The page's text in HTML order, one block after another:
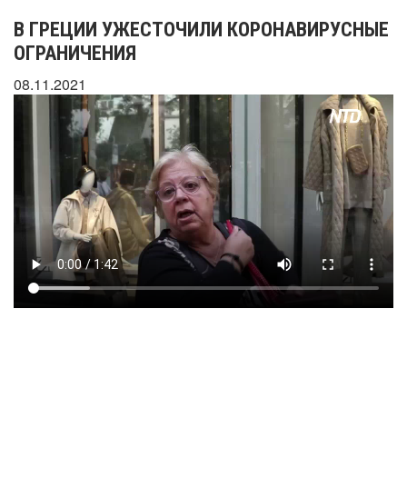
В ГРЕЦИИ УЖЕСТОЧИЛИ КОРОНАВИРУСНЫЕ
ОГРАНИЧЕНИЯ
08.11.2021